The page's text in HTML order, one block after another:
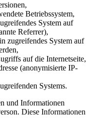
Betriebssystem,
System auf
Referrer),
zugreifendes System auf
auf die Internetseite,
(anonymisierte IP-
Systems.
und Informationen
Diese Informationen